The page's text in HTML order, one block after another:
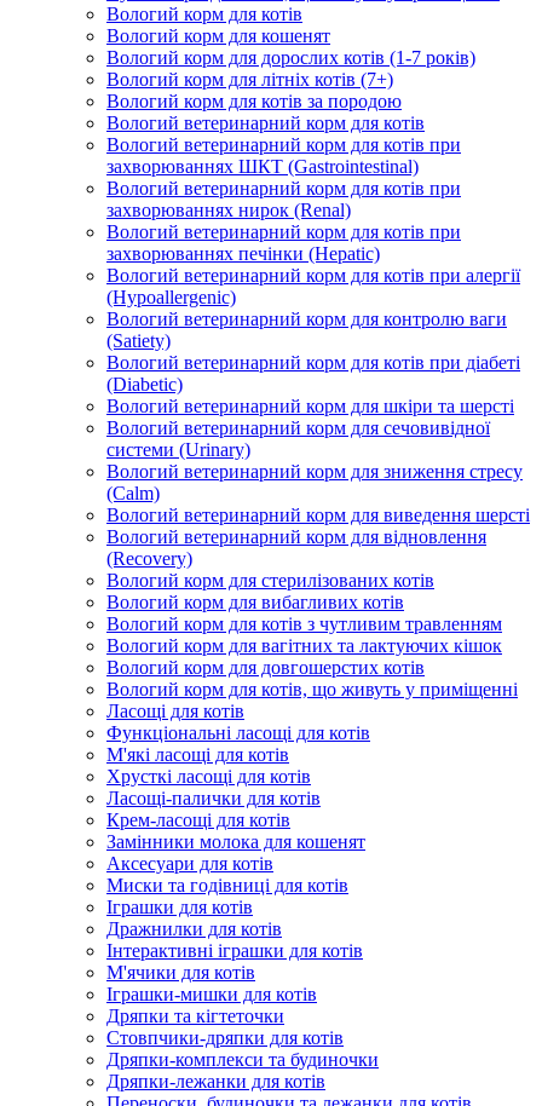
Вологий корм для котів
Вологий корм для кошенят
Вологий корм для дорослих котів (1-7 років)
Вологий корм для літніх котів (7+)
Вологий корм для котів за породою
Вологий ветеринарний корм для котів
Вологий ветеринарний корм для котів при
захворюваннях ШКТ (Gastrointestinal)
Вологий ветеринарний корм для котів при
захворюваннях нирок (Renal)
Вологий ветеринарний корм для котів при
захворюваннях печінки (Hepatic)
Вологий ветеринарний корм для котів при алергії
(Hypoallergenic)
Вологий ветеринарний корм для контролю ваги
(Satiety)
Вологий ветеринарний корм для котів при діабеті
(Diabetic)
Вологий ветеринарний корм для шкіри та шерсті
Вологий ветеринарний корм для сечовивідної
системи (Urinary)
Вологий ветеринарний корм для зниження стресу
(Calm)
Вологий ветеринарний корм для виведення шерсті
Вологий ветеринарний корм для відновлення
(Recovery)
Вологий корм для стерилізованих котів
Вологий корм для вибагливих котів
Вологий корм для котів з чутливим травленням
Вологий корм для вагітних та лактуючих кішок
Вологий корм для довгошерстих котів
Вологий корм для котів, що живуть у приміщенні
Ласощі для котів
Функціональні ласощі для котів
М'які ласощі для котів
Хрусткі ласощі для котів
Ласощі-палички для котів
Крем-ласощі для котів
Замінники молока для кошенят
Аксесуари для котів
Миски та годівниці для котів
Іграшки для котів
Дражнилки для котів
Інтерактивні іграшки для котів
М'ячики для котів
Іграшки-мишки для котів
Дряпки та кігтеточки
Стовпчики-дряпки для котів
Дряпки-комплекси та будиночки
Дряпки-лежанки для котів